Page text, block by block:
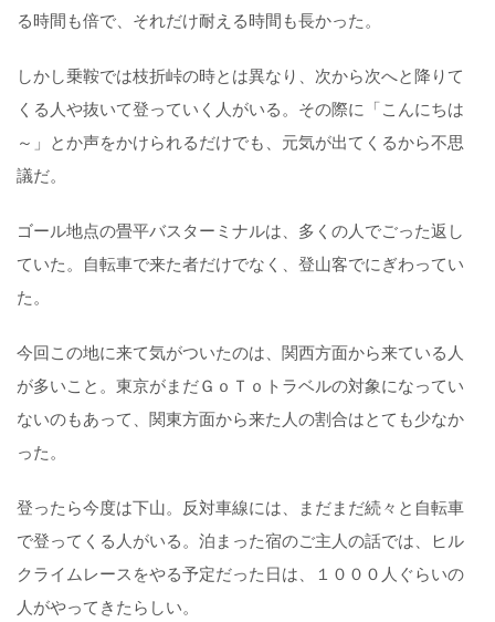
る時間も倍で、それだけ耐える時間も長かった。
しかし乗鞍では枝折峠の時とは異なり、次から次へと降りて
くる人や抜いて登っていく人がいる。その際に「こんにちは
～」とか声をかけられるだけでも、元気が出てくるから不思
議だ。
ゴール地点の畳平バスターミナルは、多くの人でごった返し
ていた。自転車で来た者だけでなく、登山客でにぎわってい
た。
今回この地に来て気がついたのは、関西方面から来ている人
が多いこと。東京がまだＧｏＴｏトラベルの対象になってい
ないのもあって、関東方面から来た人の割合はとても少なか
った。
登ったら今度は下山。反対車線には、まだまだ続々と自転車
で登ってくる人がいる。泊まった宿のご主人の話では、ヒル
クライムレースをやる予定だった日は、１０００人ぐらいの
人がやってきたらしい。